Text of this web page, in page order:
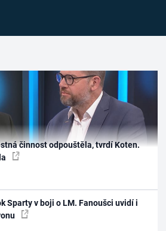
činnost odpouštěla, tvrdí Koten.
Sparty v boji o LM. Fanoušci uvidí i